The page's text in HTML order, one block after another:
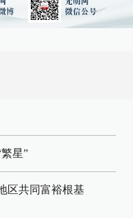
星”
区共同富裕根基